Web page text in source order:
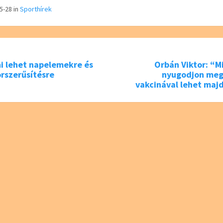
tt
er
28inSporthírek
lehet napelemekre és
Orbán Viktor:
nyugodjon
vakcinával lehet